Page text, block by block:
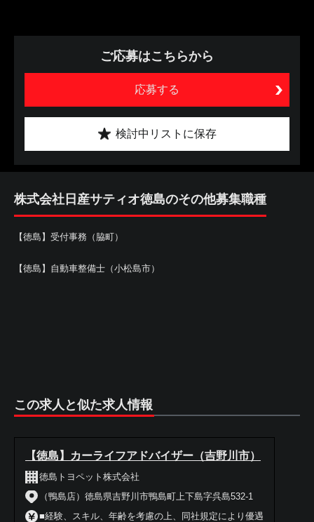
ご応募はこちらから
応募する
検討中リストに保存
株式会社日産サティオ徳島のその他募集職種
【徳島】受付事務（脇町）
【徳島】自動車整備士（小松島市）
この求人と似た求人情報
【徳島】カーライフアドバイザー（吉野川市）
徳島トヨペット株式会社
（鴨島店）徳島県吉野川市鴨島町上下島字呉島532-1
■経験、スキル、年齢を考慮の上、同社規定により優遇